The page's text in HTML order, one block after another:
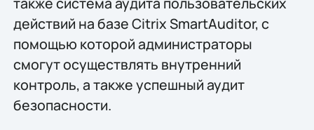
действий на базе Citrix SmartAuditor, с
помощью которой администраторы
смогут осуществлять внутренний
контроль, а также успешный аудит
безопасности.